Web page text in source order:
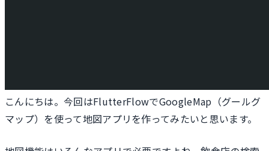
こんにちは。今回はFlutterFlowでGoogleMap（グールグ
マップ）を使って地図アプリを作ってみたいと思います。